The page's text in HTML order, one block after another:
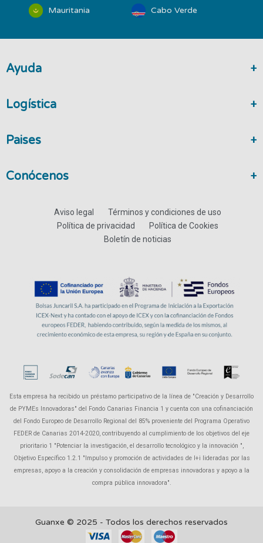
Mauritania
Cabo Verde
Ayuda
Logística
Paises
Conócenos
Aviso legal
Términos y condiciones de uso
Política de privacidad
Política de Cookies
Boletín de noticias
Esta empresa ha recibido un préstamo participativo de la línea de "Creación y Desarrollo
de PYMEs Innovadoras" del Fondo Canarias Financia 1 y cuenta con una cofinanciación
del Fondo Europeo de Desarrollo Regional del 85% proveniente del Programa Operativo
FEDER de Canarias 2014-2020, contribuyendo al cumplimiento de los objetivos del eje
prioritario 1 "Potenciar la investigación, el desarrollo tecnológico y la innovación ",
Objetivo Específico 1.2.1 "Impulso y promoción de actividades de I+i lideradas por las
empresas, apoyo a la creación y consolidación de empresas innovadoras y apoyo a la
compra pública innovadora".
Guanxe © 2025 - Todos los derechos reservados